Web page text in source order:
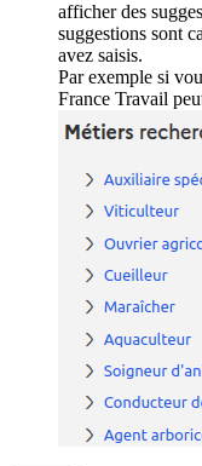
afficher des
suggestions sont
avez saisis.
Par exemple si
France Travail